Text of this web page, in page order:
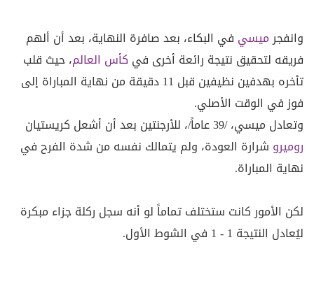
وانفجرميسي في البكاء، بعد صافرة النهاية، بعد أن ألهم
فريقه لتحقيق نتيجة رائعة أخرى في كأس العالم، حيث قلب
تأخره بهدفين نظيفين قبل 11 دقيقة من نهاية المباراة إلى
فوز في الوقت الأصلي.
وتعادل ميسي، /39 عاماً/، للأرجنتين بعد أن أشعل كريستيان
روميرو شرارة العودة، ولم يتمالك نفسه من شدة الفرح في
نهاية المباراة.
لكن الأمور كانت ستختلف تماماً لو أنه سجل ركلة جزاء مبكرة
ليُعادل النتيجة 1 - 1 في الشوط الأول.